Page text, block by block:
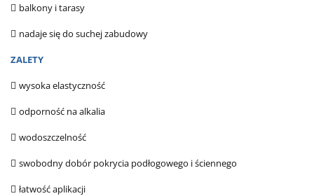
 balkony i tarasy
 nadaje się do suchej zabudowy
ZALETY
 wysoka elastyczność
 odporność na alkalia
 wodoszczelność
 swobodny dobór pokrycia podłogowego i ściennego
 łatwość aplikacji